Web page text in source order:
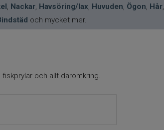
, Nackar, Havsöring/lax, Huvuden, Ögon, Hår,
och mycket mer.
och allt däromkring.